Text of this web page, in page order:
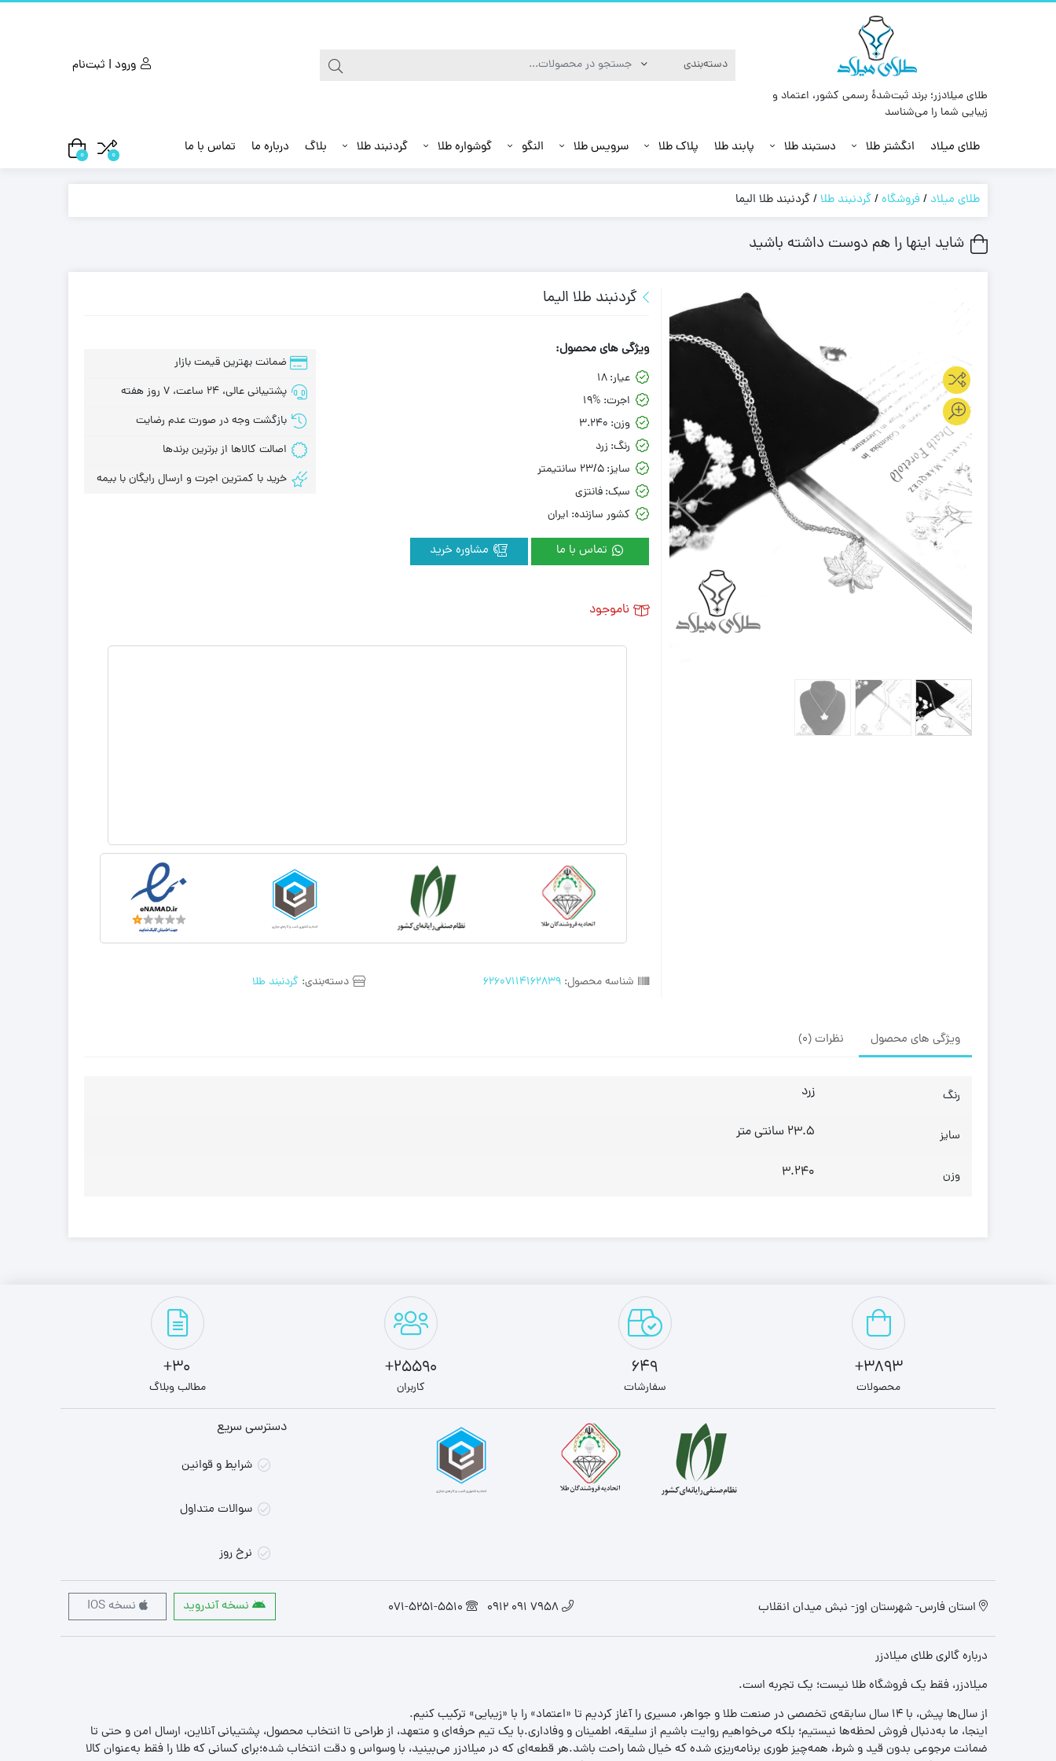
طلای میلادزر؛ برند ثبت‌شدهٔ رسمی کشور، اعتماد و
زیبایی شما را می‌شناسد
ورود | ثبت‌نام
طلای میلاد انگشتر طلا دستبند طلا پابند طلا پلاک طلا سرویس طلا النگو گوشواره طلا گردنبند طلا بلاگ درباره ما تماس با ما 0
0
طلای میلاد /فروشگاه/گردنبند طلا/گردنبند طلا الیما
شاید اینها را هم دوست داشته باشید
گردنبند طلا الیما
شناسه محصول:62607114162839 دسته‌بندی: گردنبند طلا
ویژگی های محصول:
عیار: 18
اجرت: 19%
وزن: 3.240
رنگ: زرد
سایز: 23/5 سانتیمتر
سبک: فانتزی
کشور سازنده: ایران
تماس با ما
ضمانت بهترین قیمت بازار
پشتیبانی عالی، 24 ساعت، 7 روز هفته
بازگشت وجه در صورت عدم رضایت
اصالت کالاها از برترین برندها
خرید با کمترین اجرت و ارسال رایگان با بیمه
ناموجود
ویژگی های محصول نظرات (0)
رنگ زرد
سایز 23.5 سانتی متر
وزن 3.240
3893+
محصولات
649
سفارشات
25590+
کاربران
30+
مطالب وبلاگ
دسترسی سریع
شرایط و قوانین
سوالات متداول
نرخ روز
استان فارس- شهرستان اوز- نبش میدان انقلاب 7958 091 0912
071-5251-5510 نسخه آندروید نسخه IOS
درباره گالری طلای میلادزر
میلادزر، فقط یک فروشگاه طلا نیست؛ یک تجربه‌ است.
از سال‌ها پیش، با ۱۴ سال سابقه‌ی تخصصی در صنعت طلا و جواهر، مسیری را آغاز کردیم تا «اعتماد» را با «زیبایی» ترکیب کنیم.
اینجا، ما به‌دنبال فروش لحظه‌ها نیستیم؛ بلکه می‌خواهیم روایت باشیم از سلیقه، اطمینان و وفاداری.با یک تیم حرفه‌ای و متعهد، از طراحی تا انتخاب محصول، پشتیبانی آنلاین، ارسال امن و حتی تا
ضمانت مرجوعی بدون قید و شرط، همه‌چیز طوری برنامه‌ریزی شده که خیال شما راحت باشد.هر قطعه‌ای که در میلادزر می‌بینید، با وسواس و دقت انتخاب شده؛برای کسانی که طلا را فقط به‌عنوان کالا